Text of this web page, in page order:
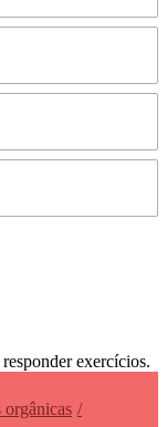
exercícios.